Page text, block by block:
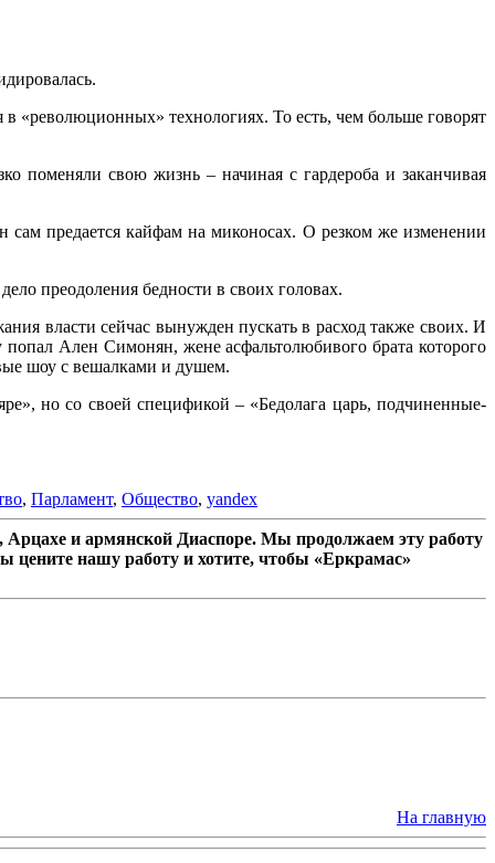
«революционных» технологиях. То есть, чем больше говорят
поменяли свою жизнь – начиная с гардероба и заканчивая
сам предается кайфам на миконосах. О резком же изменении
преодоления бедности в своих головах.
власти сейчас вынужден пускать в расход также своих. И
Ален Симонян, жене асфальтолюбивого брата которого
шоу с вешалками и душем.
но со своей спецификой – «Бедолага царь, подчиненные-
, Парламент, Общество, yandex
и армянской Диаспоре. Мы продолжаем эту работу
цените нашу работу и хотите, чтобы «Еркрамас»
На главную